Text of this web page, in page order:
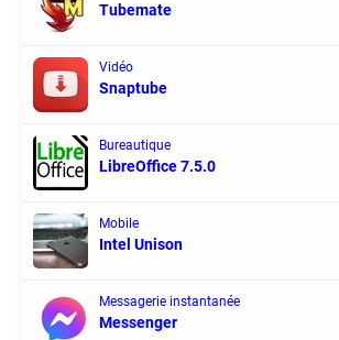
Tubemate
Vidéo
Snaptube
Bureautique
LibreOffice 7.5.0
Mobile
Intel Unison
Messagerie instantanée
Messenger